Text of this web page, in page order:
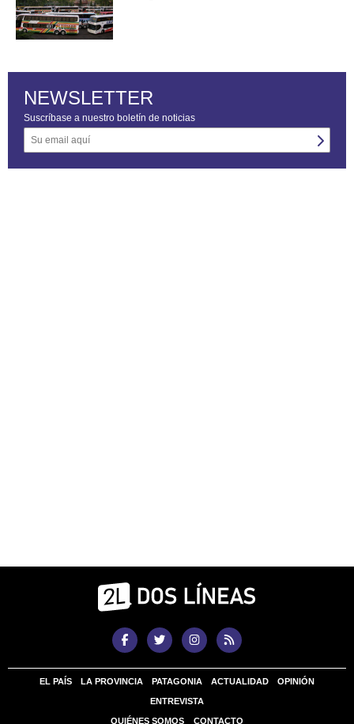
NEWSLETTER
Suscríbase a nuestro boletín de noticias
EL PAÍS LA PROVINCIA PATAGONIA ACTUALIDAD OPINIÓN
ENTREVISTA
QUIÉNES SOMOS CONTACTO